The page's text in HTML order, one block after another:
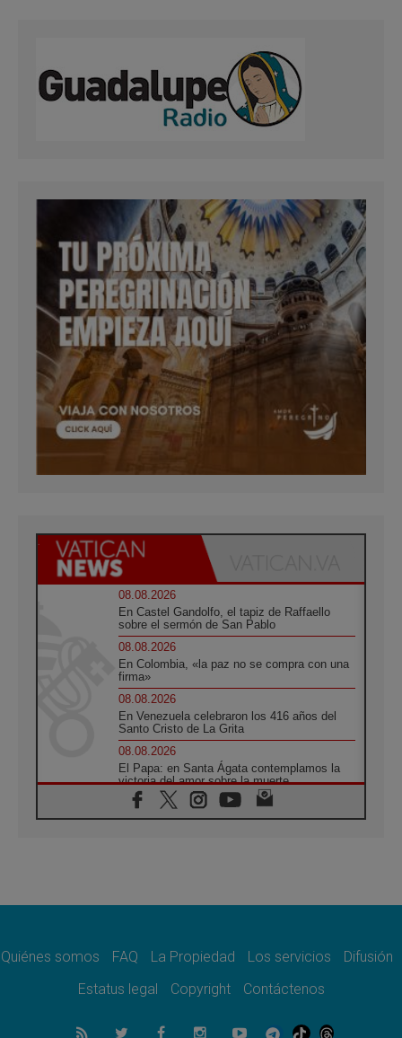
08.08.2026
En Castel Gandolfo, el tapiz de Raffaello
sobre el sermón de San Pablo
08.08.2026
En Colombia, «la paz no se compra con una
firma»
08.08.2026
En Venezuela celebraron los 416 años del
Santo Cristo de La Grita
08.08.2026
El Papa: en Santa Ágata contemplamos la
victoria del amor sobre la muerte
08.08.2026
León XIV visitará el Santuario de la Madre
07.08.2026
07.08.2026
el compromiso del cristiano"
La matanza de niños en Gaza no cesa: 300
Quiénes somos FAQ La Propiedad Los servicios
Difusión
Estatus legal
Copyright Contáctenos